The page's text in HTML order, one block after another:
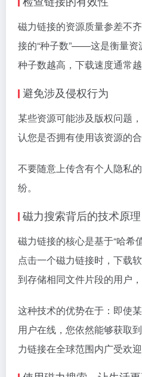
磁力链接的资源质量参差不
接的“种子数”——这是衡量资
种子数越高，下载速度通常越
避免涉及侵权行为
某些资源可能涉及版权问题
认您是否拥有使用该资源的合
不要随意上传含有个人隐私
纷。
磁力搜索背后的技术原理
磁力链接的核心是基于“哈希
点击一个磁力链接时，下载
到存储相同文件片段的用户，
这种技术的优势在于：即使
用户在线，您依然能够获取
力链接在全球范围内广受欢迎